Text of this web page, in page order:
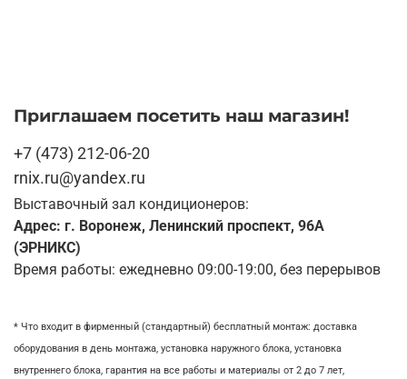
Приглашаем посетить наш магазин!
+7 (473) 212-06-20
rnix.ru@yandex.ru
Выставочный зал кондиционеров:
Адрес: г. Воронеж, Ленинский проспект, 96А
(ЭРНИКС)
Время работы: ежедневно 09:00-19:00, без перерывов
* Что входит в фирменный (стандартный) бесплатный монтаж: доставка
оборудования в день монтажа, установка наружного блока, установка
внутреннего блока, гарантия на все работы и материалы от 2 до 7 лет,